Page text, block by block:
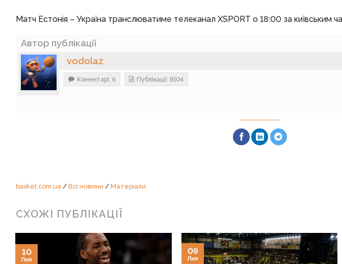
Матч Естонія – Україна транслюватиме телеканал XSPORT о 18:00 за київським
Автор публікації
vodolaz
Коментарі: 6 Публікації: 8104
basket.com.ua/ Всі новини / Матеріали
СХОЖІ ПУБЛІКАЦІЇ
10
Лип
09
Лип